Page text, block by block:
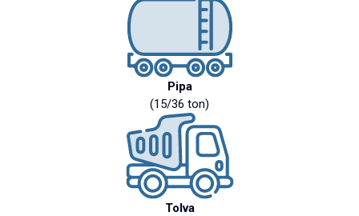
Pipa
(15/36 ton)
Tolva